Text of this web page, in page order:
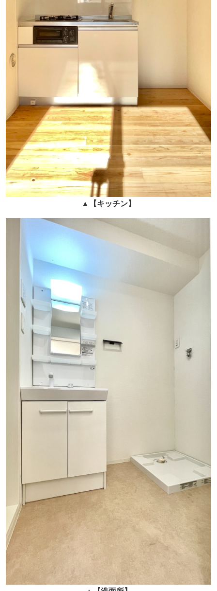
▲ 【キッチン】